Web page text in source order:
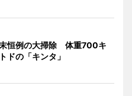
恒例の大掃除 体重700キ
ドの「キンタ」